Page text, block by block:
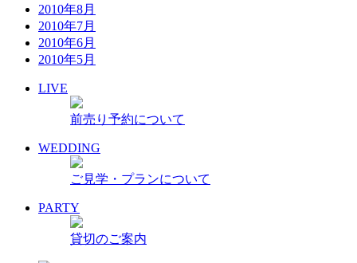
2010年8月
2010年7月
2010年6月
2010年5月
LIVE
前売り予約について
WEDDING
ご見学・プランについて
PARTY
貸切のご案内